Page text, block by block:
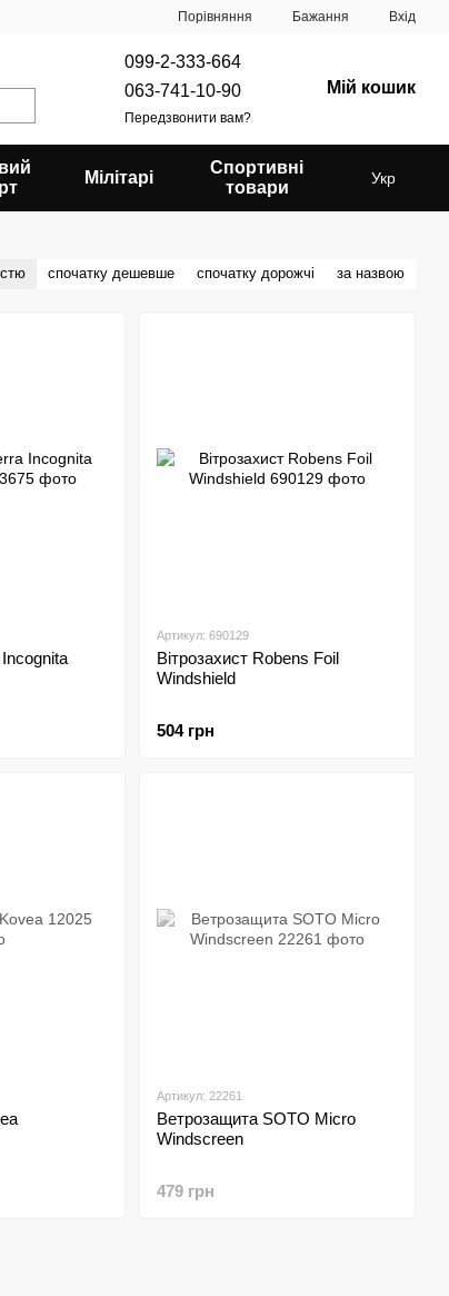
Порівняння Бажання Вхід
099-2-333-664
063-741-10-90
Передзвонити вам?
Мій кошик
Мілітарі
Спортивні
товари
Укр
спочатку дешевше спочатку дорожчі за назвою
Incognita
Артикул: 690129
Вітрозахист Robens Foil
Windshield
504 грн
Артикул: 22261
Ветрозащита SOTO Micro
Windscreen
479 грн